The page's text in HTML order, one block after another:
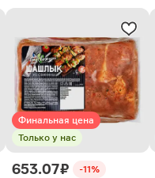
Финальная цена
Только у нас
653.07 ₽ -11%